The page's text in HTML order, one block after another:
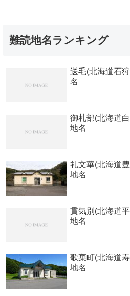
難読地名ランキング
送毛(北海道石
名
御札部(北海道
地名
礼文華(北海道
地名
貫気別(北海道
地名
歌棄町(北海道
地名